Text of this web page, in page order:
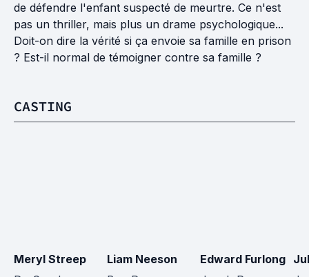
de défendre l'enfant suspecté de meurtre. Ce n'est
pas un thriller, mais plus un drame psychologique...
Doit-on dire la vérité si ça envoie sa famille en prison
? Est-il normal de témoigner contre sa famille ?
CASTING
Meryl Streep
Liam Neeson
Edward Furlong